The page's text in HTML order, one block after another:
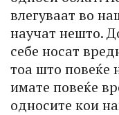
влегуваат во
научат нешто.
себе носат
тоа што повеќе
имате повеќе
односите кои